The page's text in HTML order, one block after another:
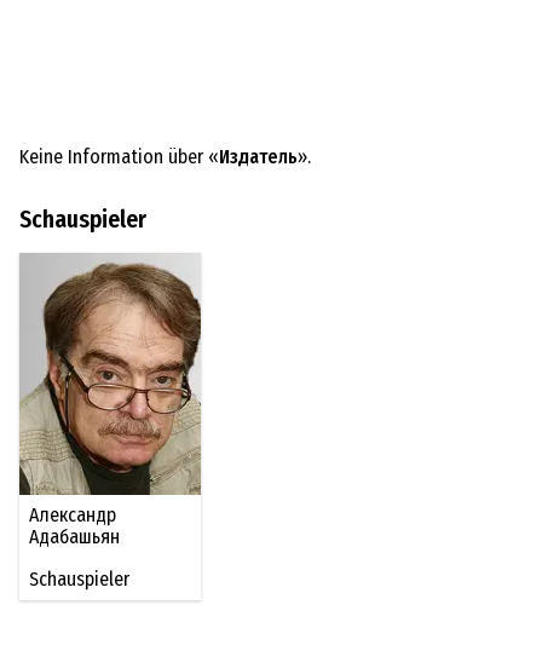
Keine Information über «Издатель».
Schauspieler
Александр
Адабашьян
Schauspieler